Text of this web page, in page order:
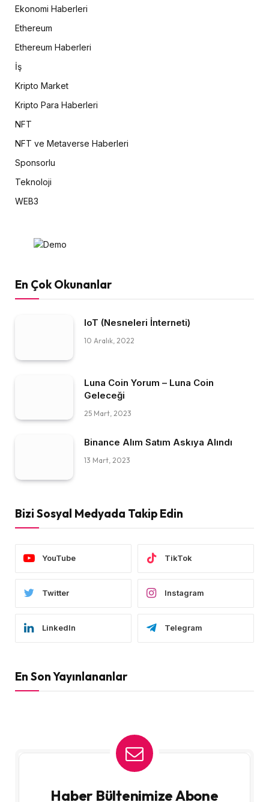
Ekonomi Haberleri
Ethereum
Ethereum Haberleri
İş
Kripto Market
Kripto Para Haberleri
NFT
NFT ve Metaverse Haberleri
Sponsorlu
Teknoloji
WEB3
En Çok Okunanlar
IoT (Nesneleri İnterneti)
10 Aralık, 2022
Luna Coin Yorum – Luna Coin
Geleceği
25 Mart, 2023
Binance Alım Satım Askıya Alındı
13 Mart, 2023
Bizi Sosyal Medyada Takip Edin
YouTube TikTok
Twitter Instagram
LinkedIn Telegram
En Son Yayınlananlar
Haber Bültenimize Abone